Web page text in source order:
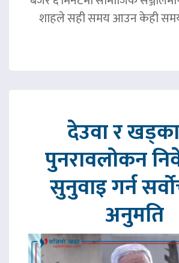
शाहले सही समय आउन केही
देउवा र
पुनरावलोकन
सुनुवाइ गर्न
अनुमति